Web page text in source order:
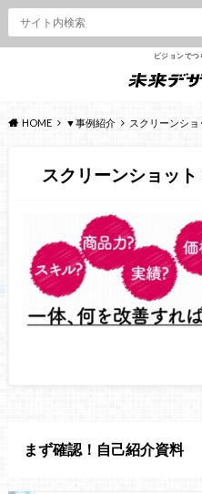
ビジョンで
HOME ▼事例紹介 スクリーンショ
スクリーンショッ
まず確認！自己紹介資料